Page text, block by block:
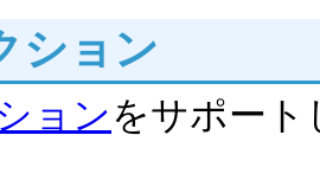
ション
ョンをサポート